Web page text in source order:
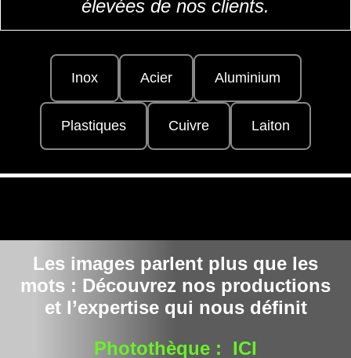
élevées de nos clients.
Inox Acier Aluminium
Plastiques Cuivre Laiton
Les images parlent plus que les
mots : Découvrez nos productions
et l’expertise qui nous définit
Photothèque : ICI